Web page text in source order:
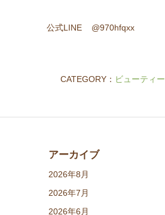
公式LINE @970hfqxx
CATEGORY： ビューティー
アーカイブ
2026年8月
2026年7月
2026年6月